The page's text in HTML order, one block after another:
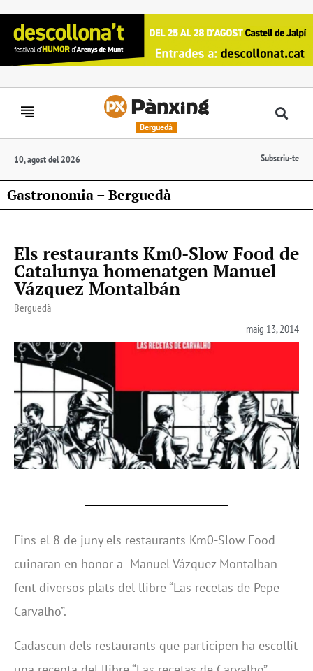
Berguedà
10, agost del 2026 Subscriu-te
Gastronomia – Berguedà
Els restaurants Km0-Slow Food de
Catalunya homenatgen Manuel
Vázquez Montalbán
Berguedà
maig 13, 2014
Fins el 8 de juny els restaurants Km0-Slow Food
cuinaran en honor a Manuel Vázquez Montalban
fent diversos plats del llibre “Las recetas de Pepe
Carvalho”.
Cadascun dels restaurants que participen ha escollit